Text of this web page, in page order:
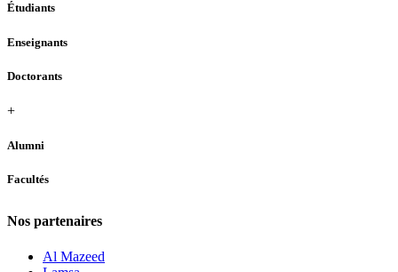
Étudiants
Enseignants
Doctorants
+
Alumni
Facultés
Nos partenaires
Al Mazeed